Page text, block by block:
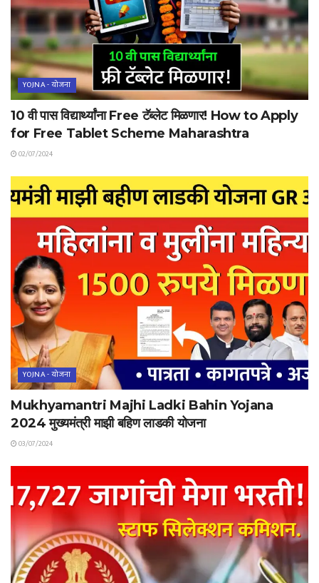
YOJNA - योजना
10 वी पास विद्यार्थ्यांना Free टॅब्लेट मिळणार! How to Apply
for Free Tablet Scheme Maharashtra
02/07/2024
YOJNA - योजना
Mukhyamantri Majhi Ladki Bahin Yojana
2024 मुख्यमंत्री माझी बहिण लाडकी योजना
03/07/2024